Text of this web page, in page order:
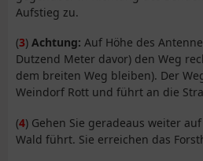
Aufstieg zu.
(3) Achtung: Auf Höhe des
Dutzend Meter davor) den Weg
dem breiten Weg bleiben). Der
Weindorf Rott und führt an die
(4) Gehen Sie geradeaus weiter
Wald führt. Sie erreichen das